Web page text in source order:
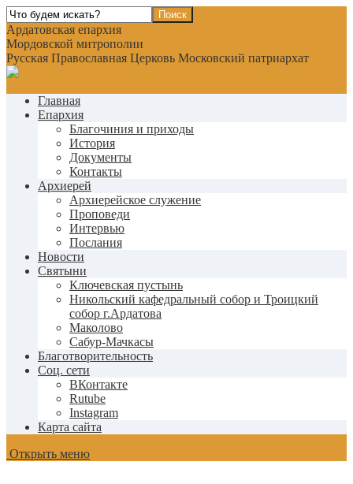
Ардатовская епархия
Мордовской митрополии
Русская Православная Церковь Московский патриархат
Главная
Епархия
Благочиния и приходы
История
Документы
Контакты
Архиерей
Архиерейское служение
Проповеди
Интервью
Послания
Новости
Святыни
Ключевская пустынь
Никольский кафедральный собор и Троицкий
собор г.Ардатова
Маколово
Сабур-Мачкасы
Благотворительность
Соц. сети
ВКонтакте
Rutube
Instagram
Карта сайта
Открыть меню